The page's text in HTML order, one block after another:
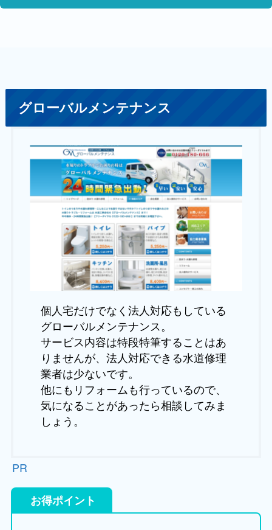
グローバルメンテナンス
個人宅だけでなく法人対応もしている
グローバルメンテナンス。
サービス内容は特段特筆することはあ
りませんが、法人対応できる水道修理
業者は少ないです。
他にもリフォームも行っているので、
気になることがあったら相談してみま
しょう。
PR
お得ポイント